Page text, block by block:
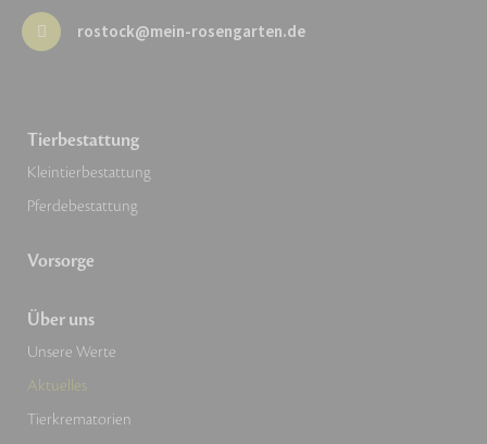
rostock@mein-rosengarten.de
Tierbestattung
Kleintierbestattung
Pferdebestattung
Vorsorge
Über uns
Unsere Werte
Aktuelles
Tierkrematorien